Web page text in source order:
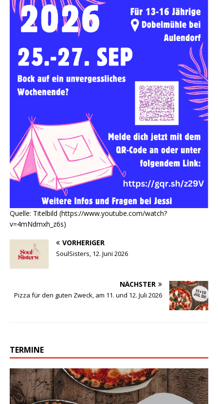
Quelle: Titelbild (https://www.youtube.com/watch?
v=4mNdmxh_z6s)
VORHERIGER
SoulSisters, 12. Juni 2026
NÄCHSTER
Pizza für den guten Zweck, am 11. und 12. Juli 2026
TERMINE